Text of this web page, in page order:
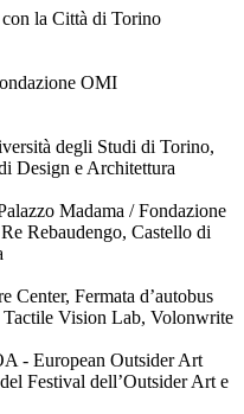
la Città di Torino
OMI
degli Studi di Torino,
Design e Architettura
Madama / Fondazione
Rebaudengo, Castello di
Center, Fermata d’autobus
Vision Lab, Volonwrite
- European Outsider Art
Festival dell’Outsider Art e